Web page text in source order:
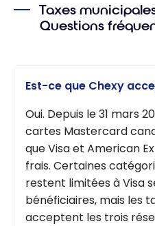
Taxes
Questions
Est-ce que Chexy
Oui. Depuis le 31 mars
cartes Mastercard
que Visa et American
frais. Certaines
restent limitées à Visa
bénéficiaires, mais les
acceptent les trois